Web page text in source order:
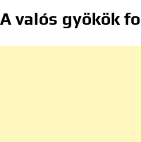
A valós gyökök